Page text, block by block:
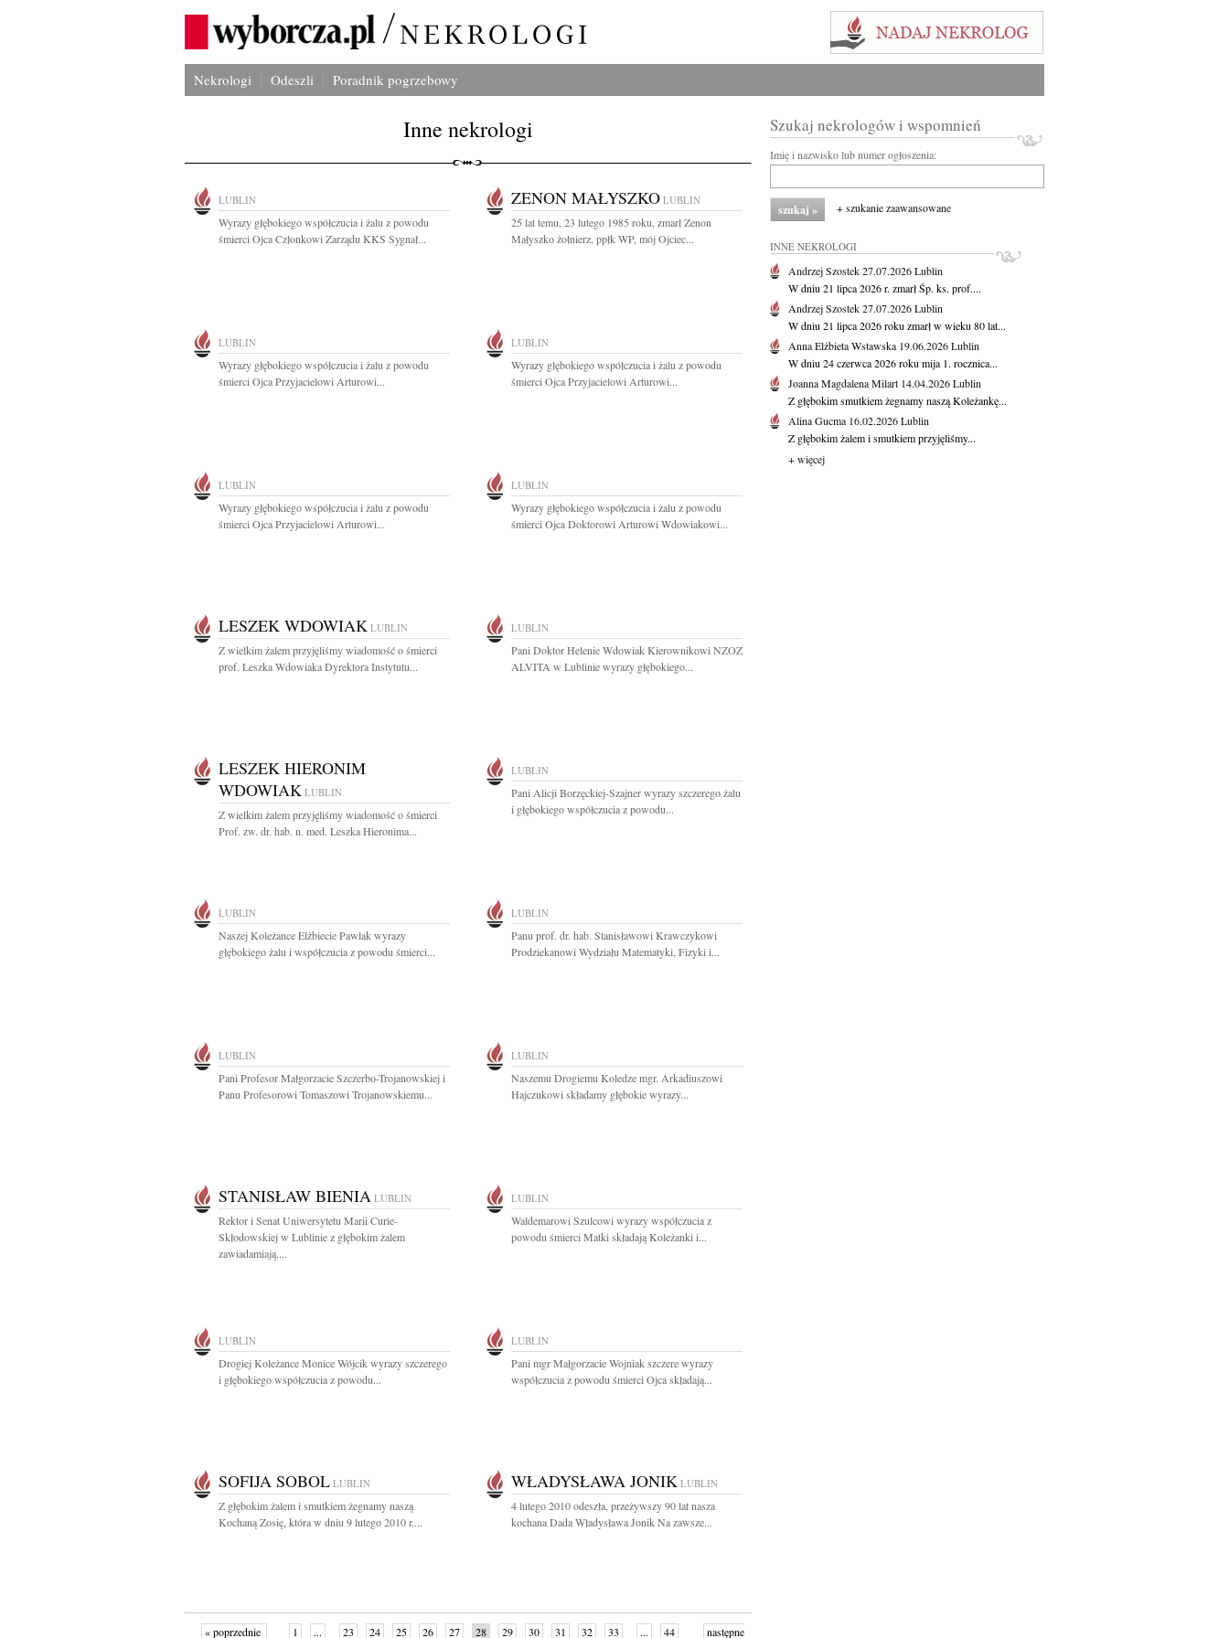
Nekrologi Odeszli Poradnik pogrzebowy
Inne nekrologi
LUBLIN
Wyrazy głębokiego współczucia i żalu z powodu
śmierci Ojca Członkowi Zarządu KKS Sygnał...
ZENON MAŁYSZKO LUBLIN
25 lat temu, 23 lutego 1985 roku, zmarł Zenon
Małyszko żołnierz, ppłk WP, mój Ojciec...
LUBLIN
Wyrazy głębokiego współczucia i żalu z powodu
śmierci Ojca Przyjacielowi Arturowi...
LUBLIN
Wyrazy głębokiego współczucia i żalu z powodu
śmierci Ojca Przyjacielowi Arturowi...
LUBLIN
Wyrazy głębokiego współczucia i żalu z powodu
śmierci Ojca Przyjacielowi Arturowi...
LUBLIN
Wyrazy głębokiego współczucia i żalu z powodu
śmierci Ojca Doktorowi Arturowi Wdowiakowi...
LESZEK WDOWIAK LUBLIN
Z wielkim żalem przyjęliśmy wiadomość o śmierci
prof. Leszka Wdowiaka Dyrektora Instytutu...
LUBLIN
Pani Doktor Helenie Wdowiak Kierownikowi NZOZ
ALVITA w Lublinie wyrazy głębokiego...
LESZEK HIERONIM
WDOWIAK LUBLIN
Z wielkim żalem przyjęliśmy wiadomość o śmierci
Prof. zw. dr. hab. n. med. Leszka Hieronima...
LUBLIN
Pani Alicji Borzęckiej-Szajner wyrazy szczerego żalu
i głębokiego współczucia z powodu...
LUBLIN
Naszej Koleżance Elżbiecie Pawlak wyrazy
głębokiego żalu i współczucia z powodu śmierci...
LUBLIN
Panu prof. dr. hab. Stanisławowi Krawczykowi
Prodziekanowi Wydziału Matematyki, Fizyki i...
LUBLIN
Pani Profesor Małgorzacie Szczerbo-Trojanowskiej i
Panu Profesorowi Tomaszowi Trojanowskiemu...
LUBLIN
Naszemu Drogiemu Koledze mgr. Arkadiuszowi
Hajczukowi składamy głębokie wyrazy...
STANISŁAW BIENIA LUBLIN
Rektor i Senat Uniwersytetu Marii Curie-
Skłodowskiej w Lublinie z głębokim żalem
zawiadamiają,...
LUBLIN
Waldemarowi Szulcowi wyrazy współczucia z
powodu śmierci Matki składają Koleżanki i...
LUBLIN
Drogiej Koleżance Monice Wójcik wyrazy szczerego
i głębokiego współczucia z powodu...
LUBLIN
Pani mgr Małgorzacie Wojniak szczere wyrazy
współczucia z powodu śmierci Ojca składają...
SOFIJA SOBOL LUBLIN
Z głębokim żalem i smutkiem żegnamy naszą
Kochaną Zosię, która w dniu 9 lutego 2010 r....
WŁADYSŁAWA JONIK LUBLIN
4 lutego 2010 odeszła, przeżywszy 90 lat nasza
kochana Dada Władysława Jonik Na zawsze...
« poprzednie 1 ... 23 24 25 26 27 28 29 30 31 32 33 ... 44 następne
Szukaj nekrologów i wspomnień
Imię i nazwisko lub numer ogłoszenia:
+ szukanie zaawansowane
INNE NEKROLOGI
Andrzej Szostek27.07.2026Lublin
W dniu 21 lipca 2026 r. zmarł Śp. ks. prof....
Andrzej Szostek27.07.2026Lublin
W dniu 21 lipca 2026 roku zmarł w wieku 80 lat...
Anna Elżbieta Wstawska 19.06.2026Lublin
W dniu 24 czerwca 2026 roku mija 1. rocznica...
Joanna Magdalena Milart 14.04.2026Lublin
Z głębokim smutkiem żegnamy naszą Koleżankę...
Alina Gucma 16.02.2026Lublin
Z głębokim żalem i smutkiem przyjęliśmy...
+ więcej